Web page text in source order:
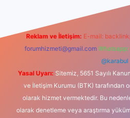
Reklam ve İletişim: E-mail:
forumhizmeti@gmail.com
@karabul
Yasal Uyarı: Sitemiz, 5651 Sayılı
ve İletişim Kurumu (BTK) tarafından
olarak hizmet vermektedir. Bu
olarak denetleme veya araştırma